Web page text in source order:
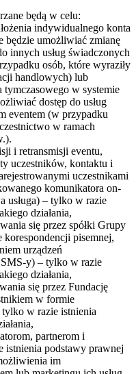
będą w celu:
indywidualnego konta
będzie umożliwiać zmianę
innych usług świadczonych
osób, które wyraziły
handlowych) lub
tymczasowego w systemie
dostęp do usług
eventem (w przypadku
w ramach
i retransmisji eventu,
uczestników, kontaktu i
uczestnikami
komunikatora on-
usługa) – tylko w razie
działania,
się przez spółki Grupy
pisemnej,
urządzeń
y) – tylko w razie
działania,
się przez Fundację
w formie
w razie istnienia
partnerom i
istnienia podstawy prawnej
im